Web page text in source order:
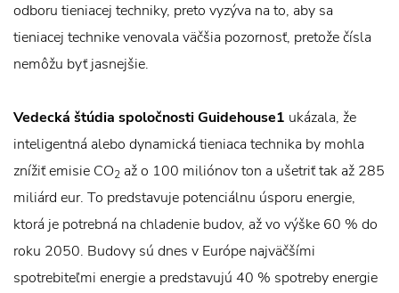
odboru tieniacej techniky, preto vyzýva na to, aby sa
tieniacej technike venovala väčšia pozornosť, pretože čísla
nemôžu byť jasnejšie.
Vedecká štúdia spoločnosti Guidehouse1 ukázala, že
inteligentná alebo dynamická tieniaca technika by mohla
znížiť emisie CO2 až o 100 miliónov ton a ušetriť tak až 285
miliárd eur. To predstavuje potenciálnu úsporu energie,
ktorá je potrebná na chladenie budov, až vo výške 60 % do
roku 2050. Budovy sú dnes v Európe najväčšími
spotrebiteľmi energie a predstavujú 40 % spotreby energie